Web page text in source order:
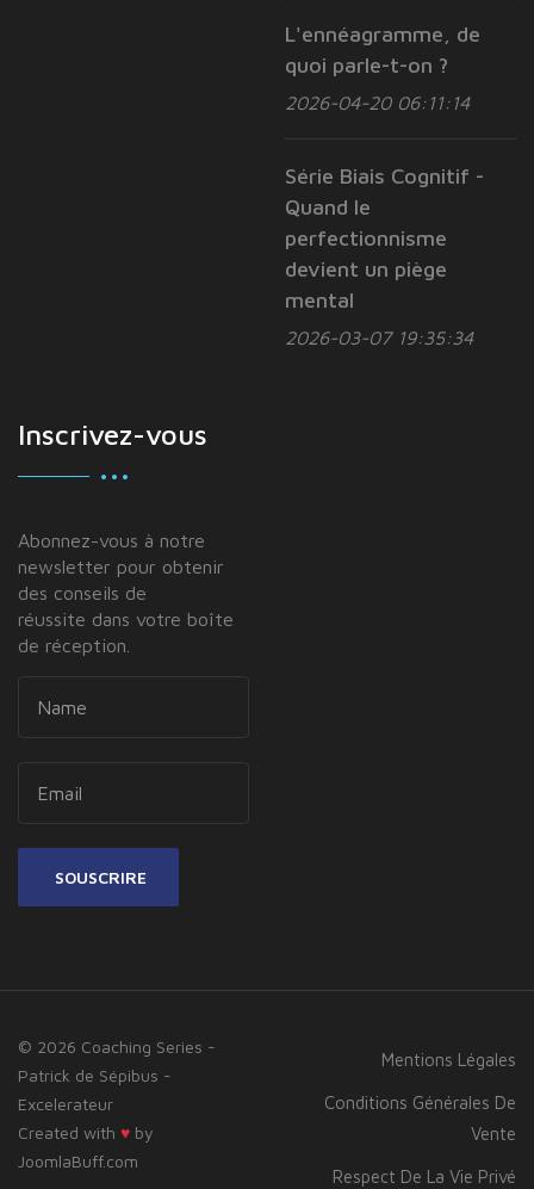
L'ennéagramme, de
quoi parle-t-on ?
2026-04-20 06:11:14
Série Biais Cognitif -
Quand le
perfectionnisme
devient un piège
mental
2026-03-07 19:35:34
Inscrivez-vous
Abonnez-vous à notre
newsletter pour obtenir
des conseils de
réussite dans votre boîte
de réception.
SOUSCRIRE
© 2026 Coaching Series -
Patrick de Sépibus -
Excelerateur
Created with ♥ by
JoomlaBuff.com
Mentions Légales
Conditions Générales De
Vente
Respect De La Vie Privé